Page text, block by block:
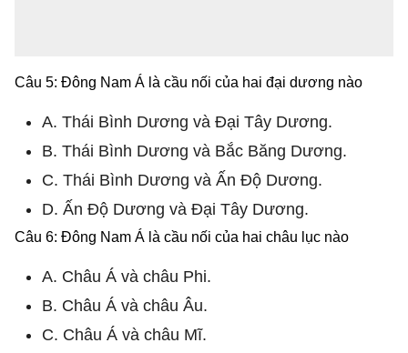
Câu 5: Đông Nam Á là cầu nối của hai đại dương nào
A. Thái Bình Dương và Đại Tây Dương.
B. Thái Bình Dương và Bắc Băng Dương.
C. Thái Bình Dương và Ấn Độ Dương.
D. Ấn Độ Dương và Đại Tây Dương.
Câu 6: Đông Nam Á là cầu nối của hai châu lục nào
A. Châu Á và châu Phi.
B. Châu Á và châu Âu.
C. Châu Á và châu Mĩ.